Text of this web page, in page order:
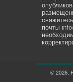
почты
© 2026.